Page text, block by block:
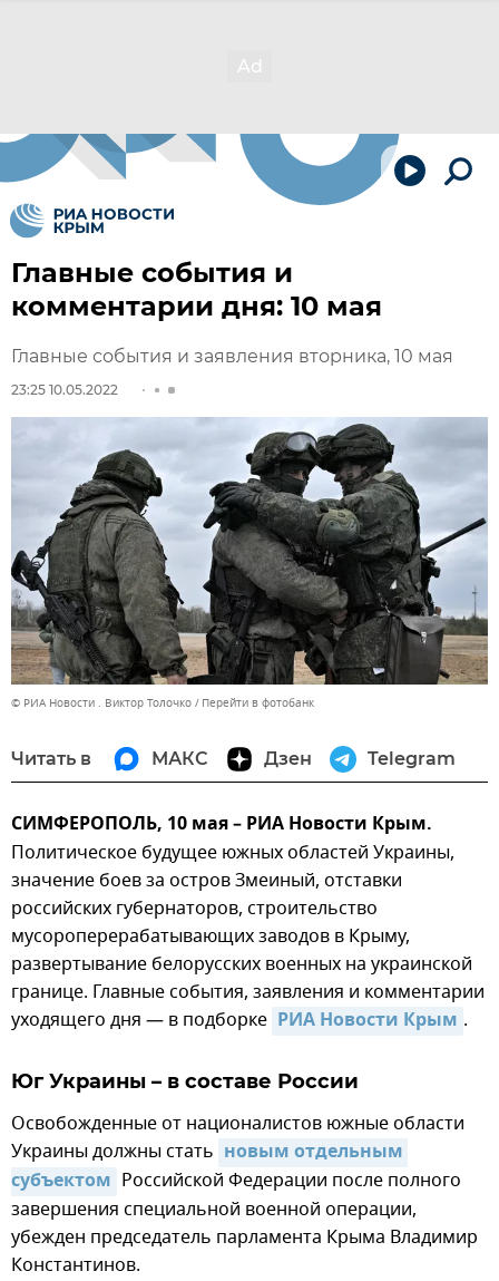
Главные события и
комментарии дня: 10 мая
Главные события и заявления вторника, 10 мая
23:25 10.05.2022
© РИА Новости . Виктор Толочко Перейти в фотобанк
Читать в МАКС Дзен Telegram
СИМФЕРОПОЛЬ, 10 мая – РИА Новости Крым.
Политическое будущее южных областей Украины,
значение боев за остров Змеиный, отставки
российских губернаторов, строительство
мусороперерабатывающих заводов в Крыму,
развертывание белорусских военных на украинской
границе. Главные события, заявления и комментарии
уходящего дня — в подборке РИА Новости Крым .
Юг Украины – в составе России
Освобожденные от националистов южные области
Украины должны стать новым отдельным
субъектом Российской Федерации после полного
завершения специальной военной операции,
убежден председатель парламента Крыма Владимир
Константинов.